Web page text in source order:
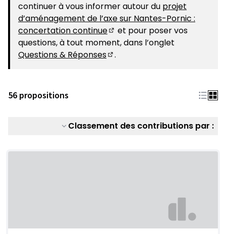
continuer à vous informer autour du projet
d’aménagement de l’axe sur Nantes-Pornic :
concertation continue
(S'ouvre dans un nouvel
et pour poser vos
questions, à tout moment, dans l’onglet
Questions & Réponses
.
56 propositions
Classement des contributions par :